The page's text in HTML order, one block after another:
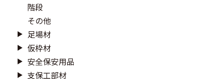
階段
その他
足場材
仮枠材
安全保安用品
支保工部材